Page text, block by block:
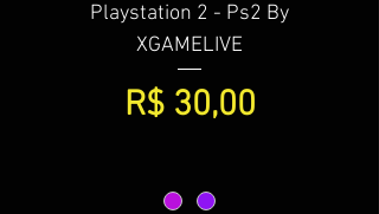
Playstation 2 - Ps2 By
XGAMELIVE
Preço
R$ 30,00